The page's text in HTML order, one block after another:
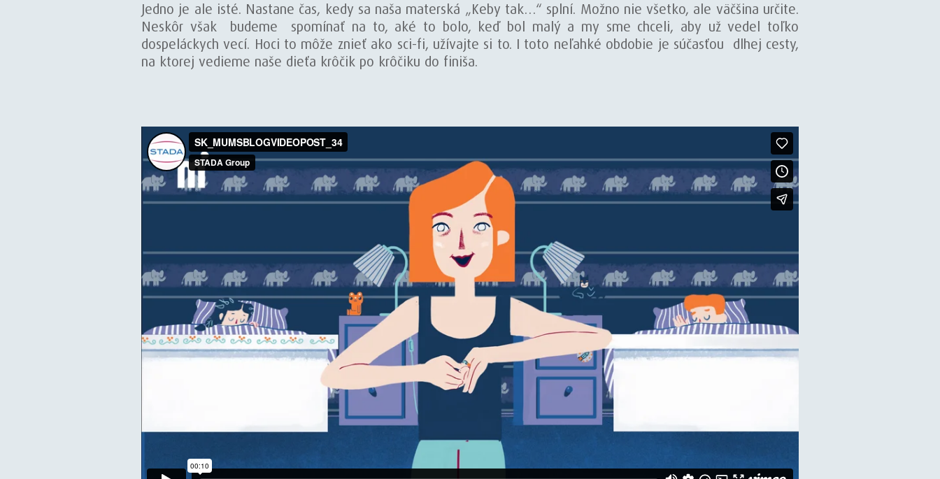
Jedno je ale isté. Nastane čas, kedy sa naša materská „Keby tak…“ splní. Možno nie všetko, ale väčšina určite.
Neskôr však budeme spomínať na to, aké to bolo, keď bol malý a my sme chceli, aby už vedel toľko
dospeláckych vecí. Hoci to môže znieť ako sci-fi, užívajte si to. I toto neľahké obdobie je súčasťou dlhej cesty,
na ktorej vedieme naše dieťa krôčik po krôčiku do finiša.